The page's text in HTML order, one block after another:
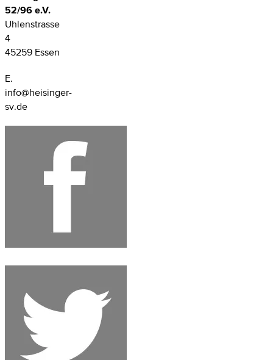
52/96 e.V.
Uhlenstrasse
4
45259 Essen
E.
info@heisinger-
sv.de